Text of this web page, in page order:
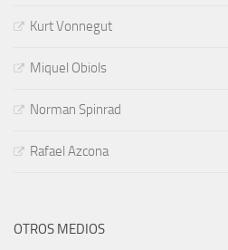
Kurt Vonnegut
Miquel Obiols
Norman Spinrad
Rafael Azcona
OTROS MEDIOS